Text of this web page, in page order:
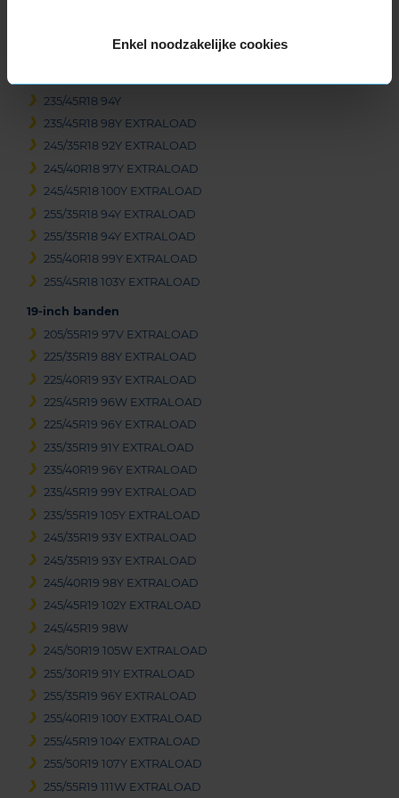
Enkel noodzakelijke cookies
235/45R18 94Y
235/45R18 98Y EXTRALOAD
245/35R18 92Y EXTRALOAD
245/40R18 97Y EXTRALOAD
245/45R18 100Y EXTRALOAD
255/35R18 94Y EXTRALOAD
255/35R18 94Y EXTRALOAD
255/40R18 99Y EXTRALOAD
255/45R18 103Y EXTRALOAD
19-inch banden
205/55R19 97V EXTRALOAD
225/35R19 88Y EXTRALOAD
225/40R19 93Y EXTRALOAD
225/45R19 96W EXTRALOAD
225/45R19 96Y EXTRALOAD
235/35R19 91Y EXTRALOAD
235/40R19 96Y EXTRALOAD
235/45R19 99Y EXTRALOAD
235/55R19 105Y EXTRALOAD
245/35R19 93Y EXTRALOAD
245/35R19 93Y EXTRALOAD
245/40R19 98Y EXTRALOAD
245/45R19 102Y EXTRALOAD
245/45R19 98W
245/50R19 105W EXTRALOAD
255/30R19 91Y EXTRALOAD
255/35R19 96Y EXTRALOAD
255/40R19 100Y EXTRALOAD
255/45R19 104Y EXTRALOAD
255/50R19 107Y EXTRALOAD
255/55R19 111W EXTRALOAD